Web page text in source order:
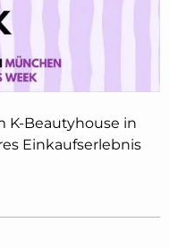
K-Beautyhouse in
Einkaufserlebnis